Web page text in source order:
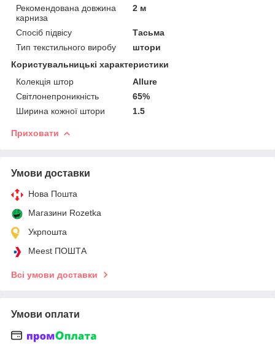
Рекомендована довжина
карниза
2 м
Спосіб підвісу
Тасьма
Тип текстильного виробу
штори
Користувальницькі характеристики
Колекція штор
Allure
Світлонепроникність
65%
Ширина кожної штори
1.5
Приховати
Умови доставки
Нова Пошта
Магазини Rozetka
Укрпошта
Meest ПОШТА
Всі умови доставки
Умови оплати